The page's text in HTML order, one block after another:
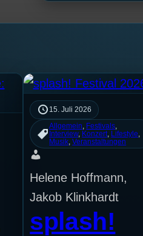
15. Juli 2026
Allgemein Festivals
Interview, Konzert Lifestyle
Musik , Veranstaltungen
Helene Hoffmann,
Jakob Klinkhardt
splash!